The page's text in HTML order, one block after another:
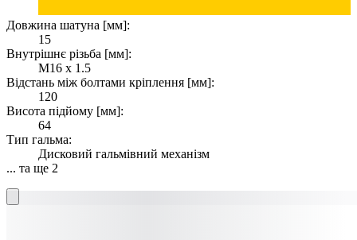
Довжина шатуна [мм]:
15
Внутрішнє різьба [мм]:
M16 x 1.5
Відстань між болтами кріплення [мм]:
120
Висота підйому [мм]:
64
Тип гальма:
Дисковий гальмівний механізм
... та ще 2